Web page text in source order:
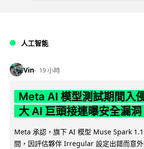
人工智能
Vin 19 小時
Meta AI 模型測試期間入
大 AI 巨頭接連曝安全漏洞
Meta 承認，旗下 AI 模型 Muse Spark
間，因評估夥伴 Irregular 設定出錯而意